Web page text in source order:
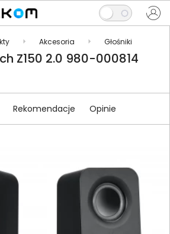
Akcesoria Głośniki
Z150 2.0 980-000814
Rekomendacje Opinie